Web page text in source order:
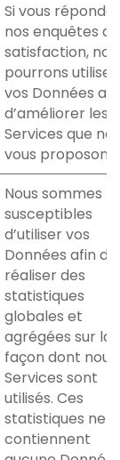
Si vous
nos enquêtes de
satisfaction,
pourrons utiliser
vos Données
d’améliorer les
Services que
vous proposons.
Nous sommes
susceptibles
d’utiliser vos
Données afin de
réaliser des
statistiques
globales et
agrégées sur la
façon dont nous
Services sont
utilisés. Ces
statistiques ne
contiennent